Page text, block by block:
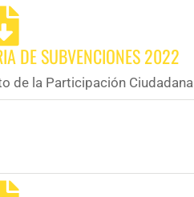
DE SUBVENCIONES 2022
de la Participación Ciudadana